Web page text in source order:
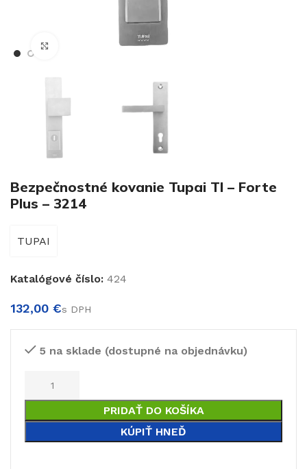
Klikni pre zväčšenie
Bezpečnostné kovanie Tupai TI – Forte
Plus – 3214
TUPAI
Katalógové číslo: 424
€
5 na sklade (dostupné na objednávku)
PRIDAŤ DO KOŠÍKA
KÚPIŤ HNEĎ
€